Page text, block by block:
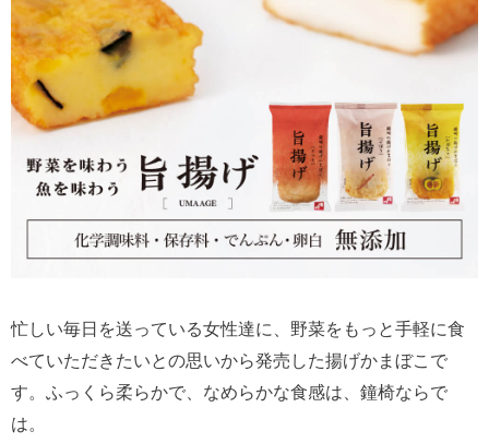
忙しい毎日を送っている女性達に、野菜をもっと手軽に食
べていただきたいとの思いから発売した揚げかまぼこで
す。ふっくら柔らかで、なめらかな食感は、鐘椅ならで
は。